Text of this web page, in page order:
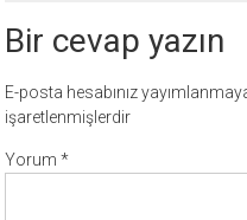
Bir cevap yazın
E-posta hesabınız
işaretlenmişlerdir
Yorum*